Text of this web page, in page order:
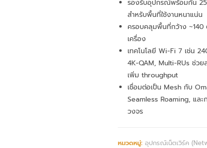
รองรับอุปกรณ์พร้อมกัน
สำหรับพื้นที่ใช้งานหนาแน่น
ครอบคลุมพื้นที่กว้าง ~140
เครื่อง
เทคโนโลยี Wi-Fi 7 เช่น
4K-QAM, Multi-RUs ช่ว
เพิ่ม throughput
เชื่อมต่อเป็น Mesh กับ
Seamless Roaming, และ
วงจร
หมวดหมู่: อุปกรณ์เน็ตเวิร์ค